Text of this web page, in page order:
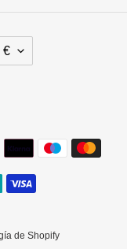
€
de Shopify